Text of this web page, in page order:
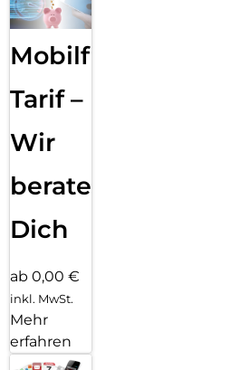
Mobilfunk
Tarif –
Wir
beraten
Dich
ab 0,00 €
inkl. MwSt.
Mehr
erfahren